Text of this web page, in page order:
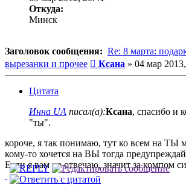
Откуда:
Минск
Заголовок сообщения: Re: 8 марта:
вырезанки и прочее
Сообщение
Ксана » 04 мар
Цитата
Инна UA писал(а):Ксана, спасибо и
"ты".
короче, я так понимаю, тут ко всем на ТЫ
кому-то хочется на ВЫ тогда
Если я вам не отвечаю, значит за компом